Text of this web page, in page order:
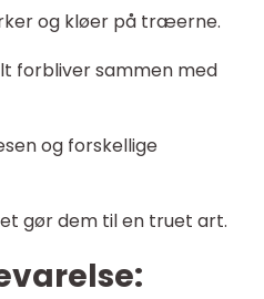
og kløer på træerne.
forbliver sammen med
og forskellige
gør dem til en truet art.